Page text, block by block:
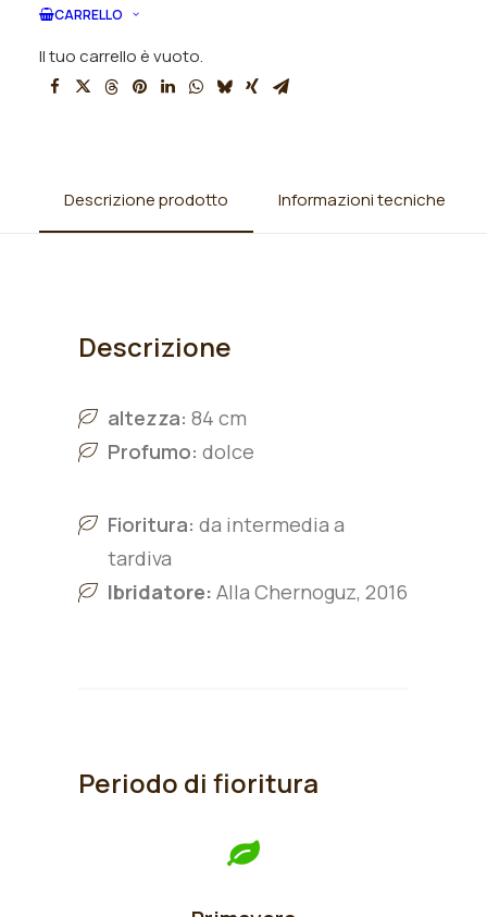
CARRELLO
Il tuo carrello è vuoto.
Descrizione prodotto Informazioni tecniche
Descrizione
altezza: 84 cm
Profumo: dolce
Fioritura: da intermedia a
tardiva
Ibridatore: Alla Chernoguz, 2016
Periodo di fioritura